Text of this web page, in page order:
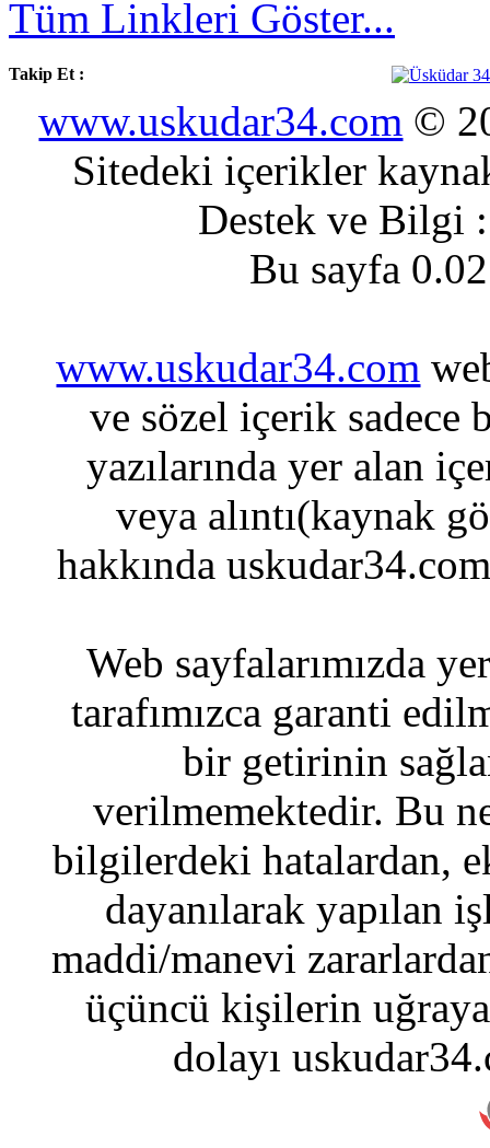
Tüm Linkleri Göster...
Takip Et :
www.uskudar34.com ©
Sitedeki içerikler
Destek ve Bilgi
Bu sayfa
www.uskudar34.com
ve sözel içerik sadece
yazılarında yer alan
veya alıntı(kaynak
hakkında
Web sayfalarımızda
tarafımızca garanti
bir getirinin
verilmemektedir. Bu
bilgilerdeki hatalardan,
dayanılarak yapılan
maddi/manevi
üçüncü kişilerin
dolayı